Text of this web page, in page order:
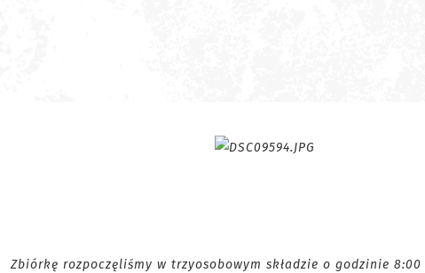
Zbiórkę rozpoczęliśmy w trzyosobowym składzie o godzinie